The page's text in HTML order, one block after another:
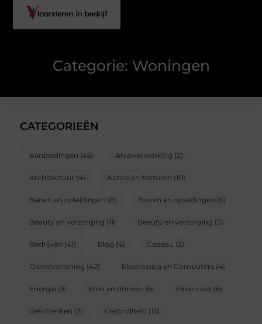
Categorie: Woningen
CATEGORIEËN
Aanbiedingen (45) Afvalverwerking (2)
Architectuur (4) Auto's en Motoren (10)
Banen en opleidingen (8) Banen en opleidingen (6)
Beauty en verzorging (11) Beauty en verzorging (3)
Bedrijven (41) Blog (4) Cadeau (2)
Dienstverlening (42) Electronica en Computers (4)
Energie (5) Eten en drinken (6) Financieel (6)
Geschenken (3) Gezondheid (15)